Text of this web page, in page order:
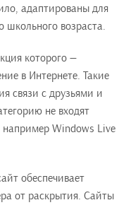
адаптированы для
возраста.
которого —
в Интернете. Такие
связи с друзьями и
не входят
Windows Live
обеспечивает
от раскрытия. Сайты